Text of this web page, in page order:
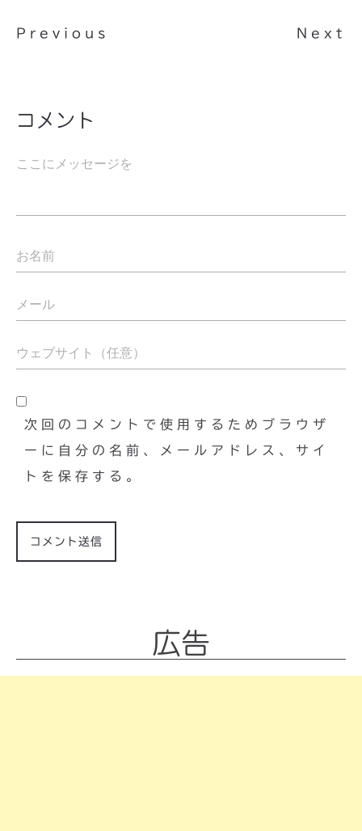
Previous Next
コメント
次回のコメントで使用するためブラウザ
ーに自分の名前、メールアドレス、サイ
トを保存する。
広告